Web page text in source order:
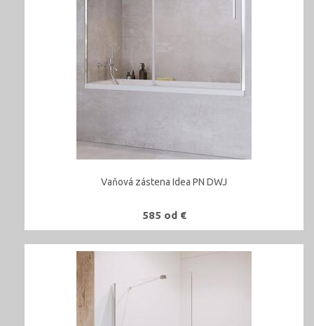
Vaňová zástena Idea PN DWJ
585 od €